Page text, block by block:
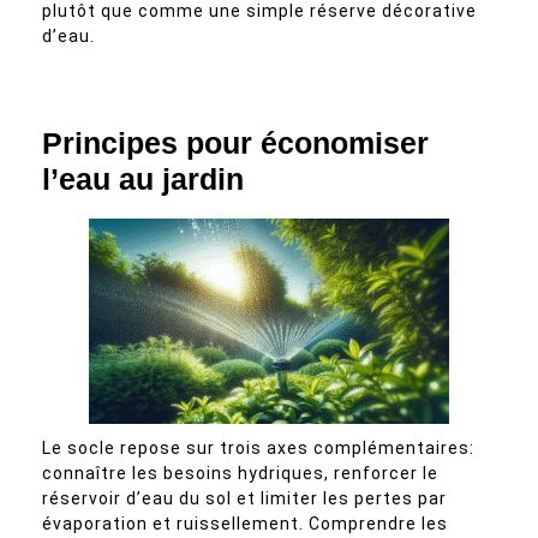
plutôt que comme une simple réserve décorative
d’eau.
Principes pour économiser
l’eau au jardin
Le socle repose sur trois axes complémentaires:
connaître les besoins hydriques, renforcer le
réservoir d’eau du sol et limiter les pertes par
évaporation et ruissellement. Comprendre les